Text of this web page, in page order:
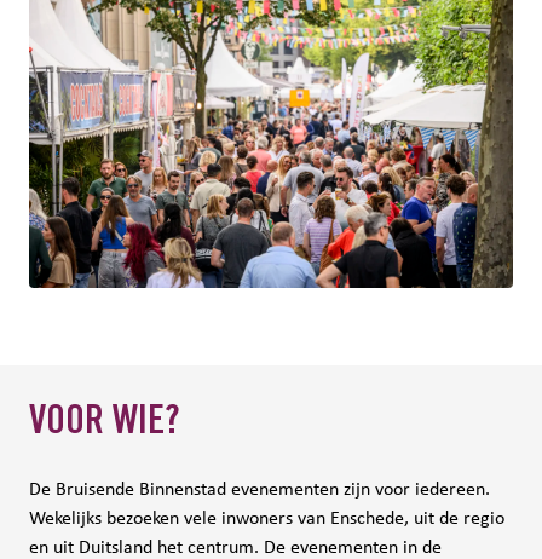
VOOR WIE?
De Bruisende Binnenstad evenementen zijn voor iedereen.
Wekelijks bezoeken vele inwoners van Enschede, uit de regio
en uit Duitsland het centrum. De evenementen in de